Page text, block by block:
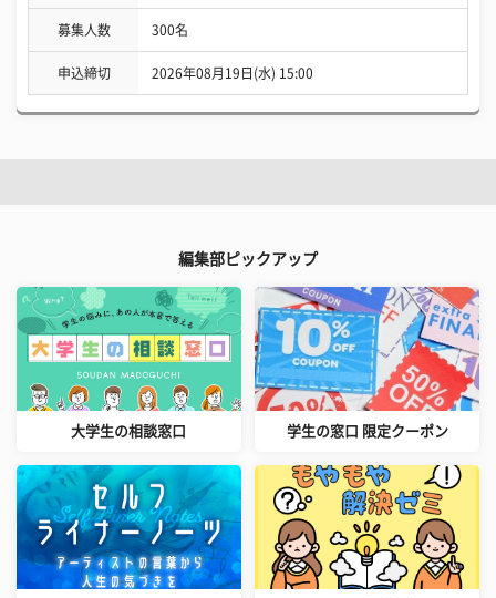
募集人数 300名
申込締切 2026年08月19日(水) 15:00
編集部ピックアップ
大学生の相談窓口 学生の窓口 限定クーポン